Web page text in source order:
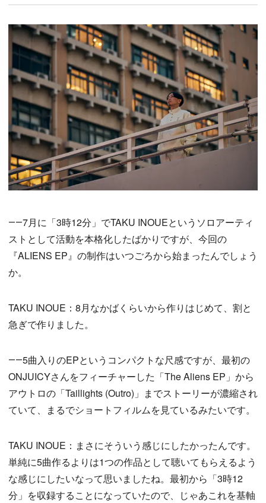
――7月に「3時12分」でTAKU INOUEというソロアーティ
ストとして活動を本格化したばかりですが、今回の
『ALIENS EP』の制作はいつごろから始まったんでしょう
か。
TAKU INOUE：8月なかばくらいから作りはじめて、割と
急ぎで作りました。
――5曲入りのEPというコンパクトな尺感ですが、最初の
ONJUICYさんをフィーチャーした「The Aliens EP」から
アウトロの「Taillights (Outro)」までストーリーが濃縮され
ていて、まるでショートフィルムを見ているみたいです。
TAKU INOUE：まさにそういう感じにしたかったんです。
単純に5曲作るよりは1つの作品として聴いてもらえるよう
な感じにしたいなって思いましたね。最初から「3時12
分」を収録することになっていたので、じゃあこれを基軸